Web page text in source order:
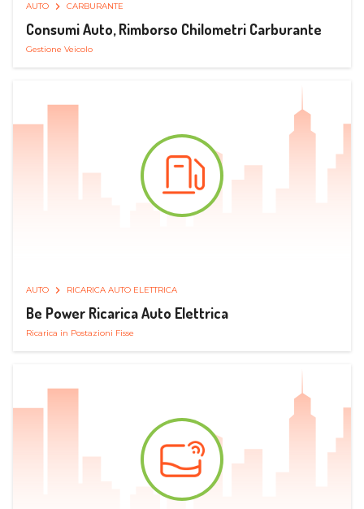
AUTO CARBURANTE
Consumi Auto, Rimborso Chilometri Carburante
Gestione Veicolo
AUTO RICARICA AUTO ELETTRICA
Be Power Ricarica Auto Elettrica
Ricarica in Postazioni Fisse